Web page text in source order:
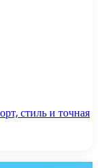
стиль и точная